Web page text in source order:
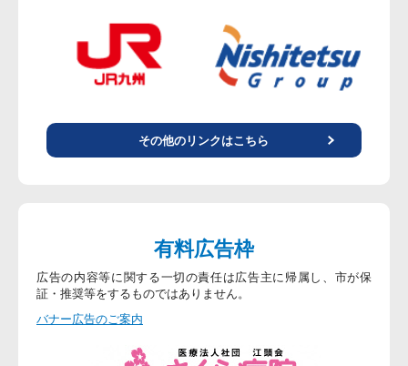
その他のリンクはこちら
有料広告枠
広告の内容等に関する一切の責任は広告主に帰属し、市が保
証・推奨等をするものではありません。
バナー広告のご案内